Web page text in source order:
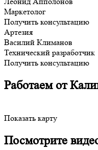
Маркетолог
Получить консультацию
Артезия
Василий Климанов
Технический разработчик
Получить консультацию
Работаем от
Показать карту
Посмотрите